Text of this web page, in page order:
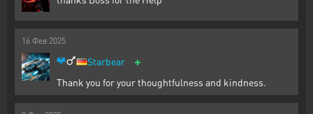
16 Фев 2025
Starbear +
Thank you for your thoughtfulness and kindness.